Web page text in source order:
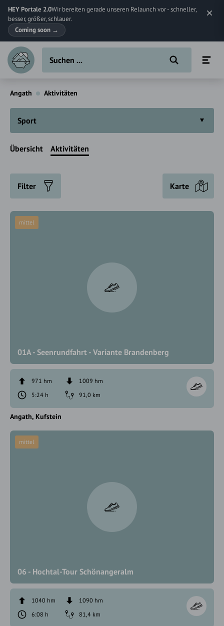
HEY Portale 2.0Wir bereiten gerade unseren Relaunch vor - schneller,
besser, größer, schlauer.
Coming soon →
Angath Aktivitäten
Sport
Übersicht Aktivitäten
Filter Karte
01A - Seenrundfahrt - Variante Brandenberg
mittel
971 hm
1009 hm
5:24 h
91,0 km
Angath Kufstein
06 - Hochtal-Tour Schönangeralm
mittel
1040 hm
1090 hm
6:08 h
81,4 km